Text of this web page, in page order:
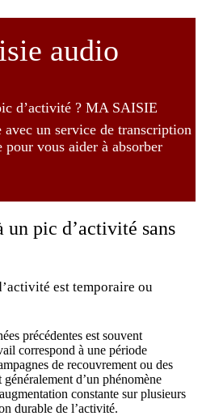
audio
d’activité ? MA SAISIE
un service de transcription
vous aider à absorber
un pic d’activité sans
est temporaire ou
précédentes est souvent
correspond à une période
de recouvrement ou des
d’un phénomène
constante sur plusieurs
durable de l’activité.